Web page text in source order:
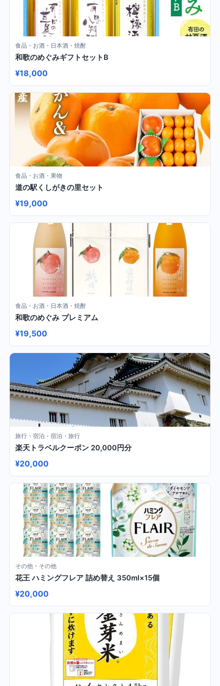
食品・お酒・日本酒・焼酎
和歌のめぐみギフトセットB
¥18,000
食品・お酒・果物
道の駅くしがきの里セット
¥19,000
食品・お酒・日本酒・焼酎
和歌のめぐみ プレミアム
¥19,500
旅行・宿泊・宿泊・旅行
楽天トラベルクーポン 20,000円分
¥20,000
その他・その他
花王 ハミングフレア 詰め替え 350ml×15個
¥20,000